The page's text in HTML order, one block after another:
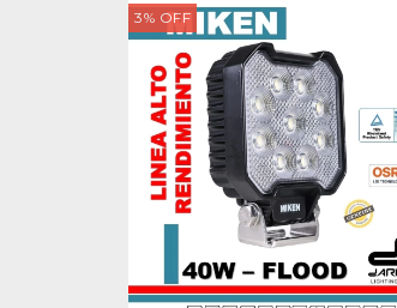
3% OFF